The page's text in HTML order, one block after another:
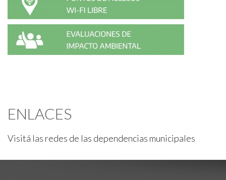
ENLACES
Visitá las redes de las dependencias municipales